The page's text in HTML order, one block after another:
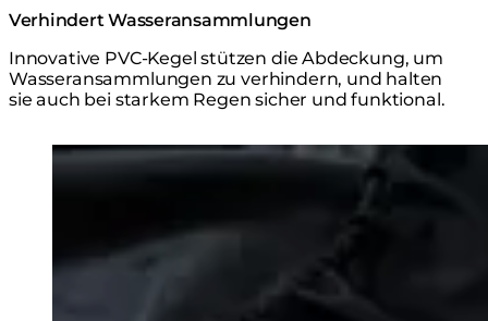
Verhindert Wasseransammlungen
Innovative PVC-Kegel stützen die Abdeckung, um
Wasseransammlungen zu verhindern, und halten
sie auch bei starkem Regen sicher und funktional.
Loading image...